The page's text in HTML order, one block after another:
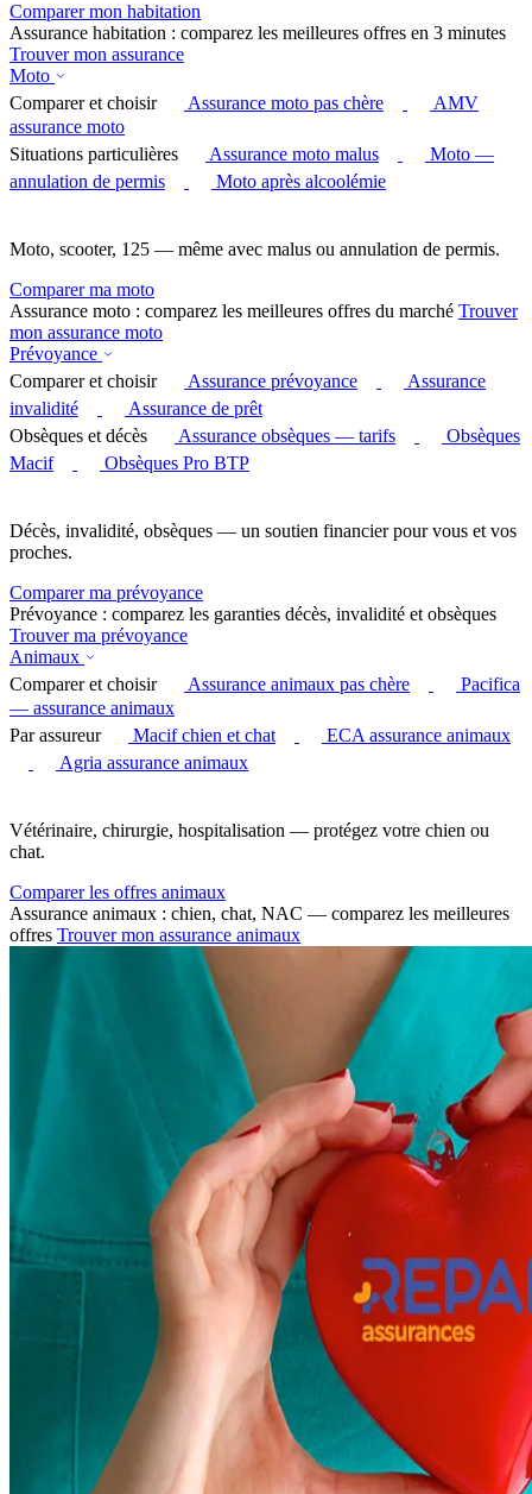
Comparer mon habitation
Assurance habitation : comparez les meilleures offres en 3 minutes
Trouver mon assurance
Moto
Comparer et choisir
Assurance moto pas chère
AMV
assurance moto
Situations particulières
Assurance moto malus
Moto —
annulation de permis
Moto après alcoolémie
Moto, scooter, 125 — même avec malus ou annulation de permis.
Comparer ma moto
Assurance moto : comparez les meilleures offres du marché Trouver
mon assurance moto
Prévoyance
Comparer et choisir
Assurance prévoyance
Assurance
invalidité
Assurance de prêt
Obsèques et décès
Assurance obsèques — tarifs
Obsèques
Macif
Obsèques Pro BTP
Décès, invalidité, obsèques — un soutien financier pour vous et vos
proches.
Comparer ma prévoyance
Prévoyance : comparez les garanties décès, invalidité et obsèques
Trouver ma prévoyance
Animaux
Comparer et choisir
Assurance animaux pas chère
Pacifica
— assurance animaux
Par assureur
Macif chien et chat
ECA assurance animaux
Agria assurance animaux
Vétérinaire, chirurgie, hospitalisation — protégez votre chien ou
chat.
Comparer les offres animaux
Assurance animaux : chien, chat, NAC — comparez les meilleures
offres Trouver mon assurance animaux